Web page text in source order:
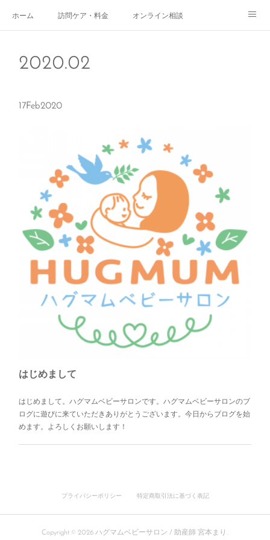
ホーム 訪問ケア・料金 オンライン相談
2020.02
17Feb2020
はじめまして
はじめまして。ハグマムベビーサロンです。ハグマムベビーサロンのブ
ログに遊びに来ていただきありがとうございます。今日からブログを始
めます。よろしくお願いします！
プライバシーポリシー 特定商取引法に基づく表記
Copyright © 2026 ハグマムベビーサロン / 助産師 宮本まり .